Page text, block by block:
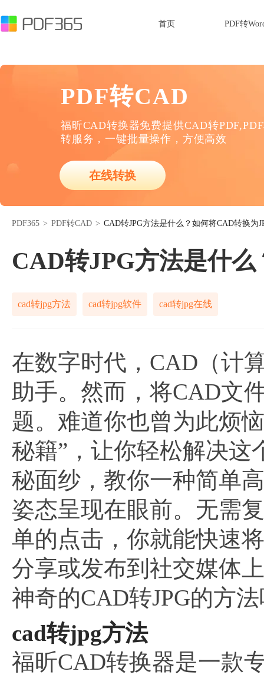
首页 PDF转
PDF转CAD
福昕CAD转换器免费提供CAD转
转服务，一键批量操作，方便高效
在线转换
PDF365 > PDF转CAD > CAD转JPG方法是什么？如何将CAD转换为
CAD转JPG方法是什
cad转jpg方法 cad转jpg软件 cad转jpg在线
在数字时代，CAD（计
助手。然而，将CAD文
题。难道你也曾为此烦
秘籍”，让你轻松解决这
秘面纱，教你一种简单
姿态呈现在眼前。无需
单的点击，你就能快速
分享或发布到社交媒体
神奇的CAD转JPG的方
cad转jpg方法
福昕CAD转换器是一款